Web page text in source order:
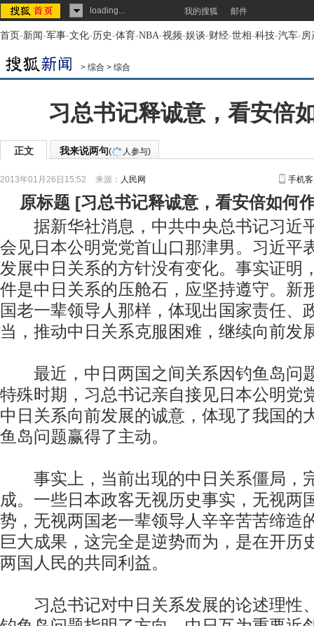
loading... 我的搜狐 邮件
首页-新闻-军事-文化-历史-体育-NBA-视频-娱谈-财经-世相-科技-汽车-房
> 综合 > 综合
习总书记释诚意，看安倍
正文 我来说两句( 人参与)
2013年01月26日15:52 来源： 人民网 手机
原标题 [习总书记释诚意，看安倍如何
据新华社消息，中共中央总书记习近
会见日本公明党党首山口那津男。习近平
发展中日关系的方针没有变化。事实证明
件是中日关系的压舱石，应坚持遵守。新
国老一辈领导人那样，体现出国家责任、
当，推动中日关系克服困难，继续向前发
最近，中日两国之间关系因钓鱼岛问
特殊时期，习总书记亲自接见日本公明党
中日关系向前发展的诚意，体现了我国的
鱼岛问题赢得了主动。
事实上，当前出现的中日关系僵局，
成。一些日本政客无视历史事实，无视两
势，无视两国老一辈领导人辛辛苦苦缔造
巨大成果，这完全是逆势而为，是在开历
两国人民的共同利益。
习总书记对中日关系发展的论述理性